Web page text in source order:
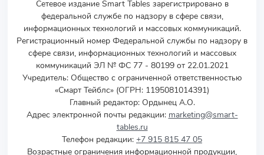
Сетевое издание Smart Tables зарегистрировано в
федеральной службе по надзору в сфере связи,
информационных технологий и массовых коммуникаций.
Регистрационный номер Федеральной службы по надзору в
сфере связи, информационных технологий и массовых
коммуникаций ЭЛ № ФС 77 - 80199 от 22.01.2021
Учредитель: Общество с ограниченной ответственностью
«Смарт Тейблс» (ОГРН: 1195081014391)
Главный редактор: Ордынец А.О.
Адрес электронной почты редакции: marketing@smart-
tables.ru
Телефон редакции: +7 915 815 47 05
Возрастные ограничения информационной продукции,